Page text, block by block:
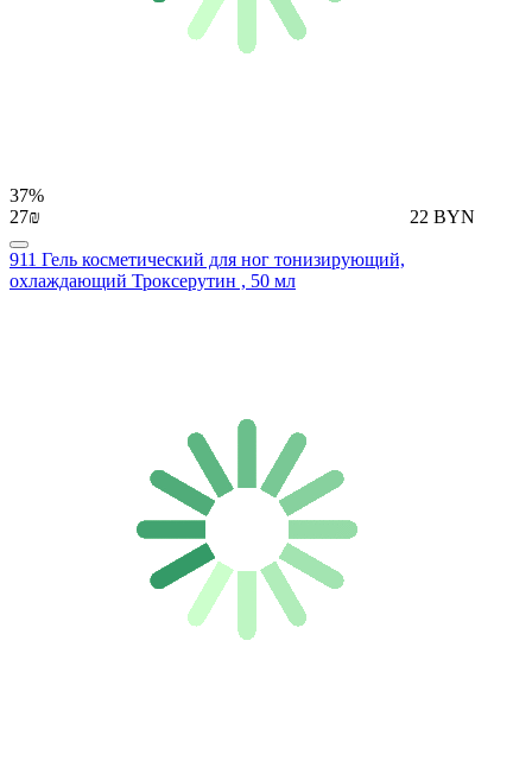
37%
27₪
22 BYN
911 Гель косметический для ног тонизирующий,
охлаждающий Троксерутин , 50 мл